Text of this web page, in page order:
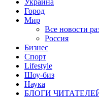
Украина
Город
Мир
Все новости
Россия
Бизнес
Спорт
Lifestyle
Шоу-биз
Наука
БЛОГИ